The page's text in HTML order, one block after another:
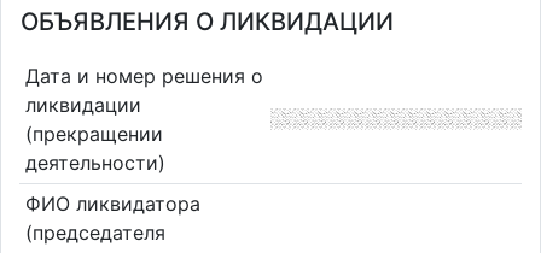
ОБЪЯВЛЕНИЯ О ЛИКВИДАЦИИ
Дата и номер решения о
ликвидации
(прекращении
деятельности)
ФИО ликвидатора
(председателя